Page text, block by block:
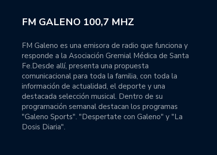
FM GALENO 100,7 MHZ
FM Galeno es una emisora de radio que funciona y
responde a la Asociación Gremial Médica de Santa
Fe.Desde allí, presenta una propuesta
comunicacional para toda la familia, con toda la
información de actualidad, el deporte y una
destacada selección musical. Dentro de su
programación semanal destacan los programas
"Galeno Sports". "Despertate con Galeno" y "La
Dosis Diaria".